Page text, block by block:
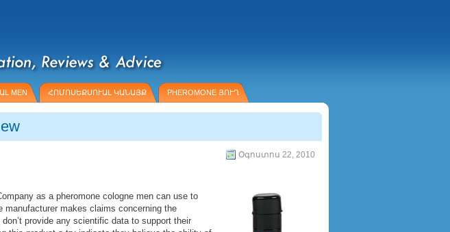
MEN ՀՈՄՈՍԵՔՍՈՒԱԼ ԿԱՆԱՅՔ PHEROMONE ՅՈՒՂ
Օգոստոս 22, 2010
as a pheromone cologne men can use to
manufacturer makes claims concerning the
provide any scientific data to support their